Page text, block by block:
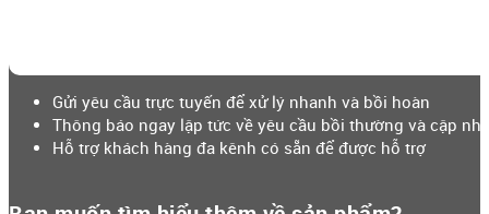
Gửi yêu cầu trực tuyến để xử lý nhanh và bồi hoàn
Thông báo ngay lập tức về yêu cầu bồi thường và cập
Hỗ trợ khách hàng đa kênh có sẵn để được hỗ trợ